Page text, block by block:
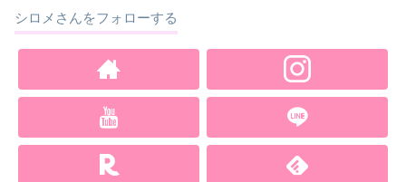
シロメさんをフォローする